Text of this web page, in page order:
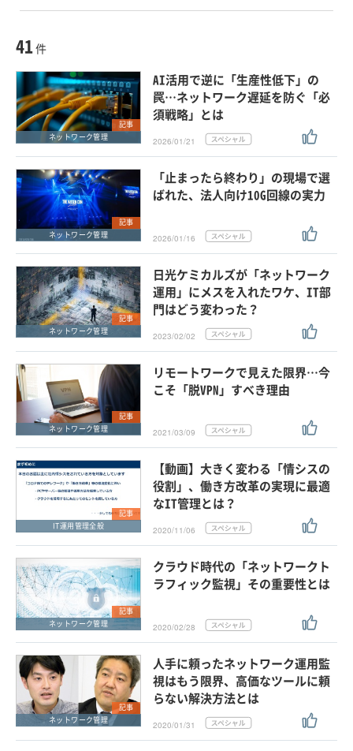
外部ニュース
スペシャルに限定する
タグ ×
× ネットワーク管理
クリア この条件で検索する
41件
記事
ネットワーク管理
AI活用で逆に「生産性低下」の
罠…ネットワーク遅延を防ぐ「必
須戦略」とは
2026/01/21
記事
ネットワーク管理
「止まったら終わり」の現場で選
ばれた、法人向け10G回線の実力
2026/01/16
記事
ネットワーク管理
日光ケミカルズが「ネットワーク
運用」にメスを入れたワケ、IT部
門はどう変わった？
2023/02/02
記事
ネットワーク管理
リモートワークで見えた限界…今
こそ「脱VPN」すべき理由
2021/03/09
記事
IT運用管理全般
【動画】大きく変わる「情シスの
役割」、働き方改革の実現に最適
なIT管理とは？
2020/11/06
記事
ネットワーク管理
クラウド時代の「ネットワークト
ラフィック監視」その重要性とは
2020/02/28
記事
ネットワーク管理
人手に頼ったネットワーク運用監
視はもう限界、高価なツールに頼
らない解決方法とは
2020/01/31